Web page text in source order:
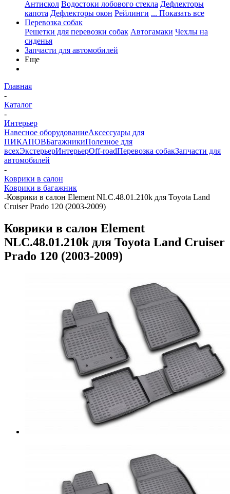
Антискол Водостоки лобового стекла Дефлекторы
капота Дефлекторы окон Рейлинги ... Показать все
Перевозка собак
Решетки для перевозки собак Автогамаки Чехлы на
сиденья
Запчасти для автомобилей
Еще
Главная
-
Каталог
-
Интерьер
Навесное оборудованиеАксессуары для
ПИКАПОВБагажникиПолезное для
всехЭкстерьерИнтерьерOff-roadПеревозка собакЗапчасти для
автомобилей
-
Коврики в салон
Коврики в багажник
-Коврики в салон Element NLC.48.01.210k для Toyota Land
Cruiser Prado 120 (2003-2009)
Коврики в салон Element
NLC.48.01.210k для Toyota Land Cruiser
Prado 120 (2003-2009)